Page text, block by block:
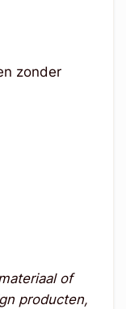
zonder
of
producten,